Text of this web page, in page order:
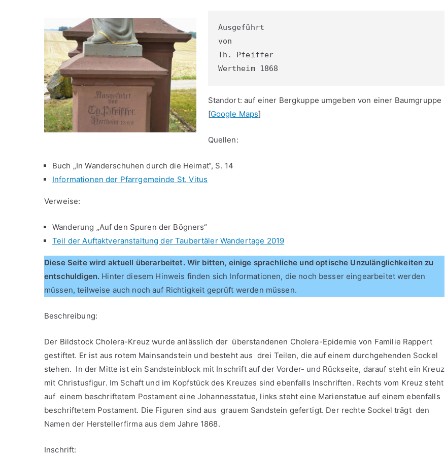
Ausgeführt
von
Th. Pfeiffer
Wertheim 1868
Standort: auf einer Bergkuppe umgeben von einer Baumgruppe
[Google Maps]
Quellen:
Buch „In Wanderschuhen durch die Heimat“, S. 14
Informationen der Pfarrgemeinde St. Vitus
Verweise:
Wanderung „Auf den Spuren der Bögners“
Teil der Auftaktveranstaltung der Taubertäler Wandertage 2019
Diese Seite wird aktuell überarbeitet. Wir bitten, einige sprachliche und optische Unzulänglichkeiten zu
entschuldigen. Hinter diesem Hinweis finden sich Informationen, die noch besser eingearbeitet werden
müssen, teilweise auch noch auf Richtigkeit geprüft werden müssen.
Beschreibung:
Der Bildstock Cholera-Kreuz wurde anlässlich der überstandenen Cholera-Epidemie von Familie Rappert
gestiftet. Er ist aus rotem Mainsandstein und besteht aus drei Teilen, die auf einem durchgehenden Sockel
stehen. In der Mitte ist ein Sandsteinblock mit Inschrift auf der Vorder- und Rückseite, darauf steht ein Kreuz
mit Christusfigur. Im Schaft und im Kopfstück des Kreuzes sind ebenfalls Inschriften. Rechts vom Kreuz steht
auf einem beschriftetem Postament eine Johannesstatue, links steht eine Marienstatue auf einem ebenfalls
beschriftetem Postament. Die Figuren sind aus grauem Sandstein gefertigt. Der rechte Sockel trägt den
Namen der Herstellerfirma aus dem Jahre 1868.
Inschrift: